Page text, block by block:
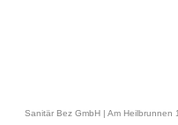
Sanitär Bez GmbH | Am